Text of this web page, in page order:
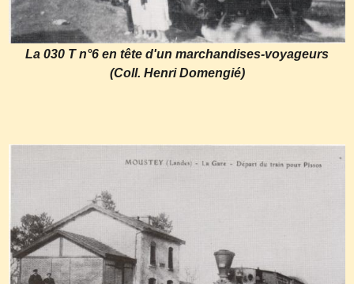
La 030 T n°6 en tête d'un marchandises-voyageurs
(Coll. Henri Domengié)